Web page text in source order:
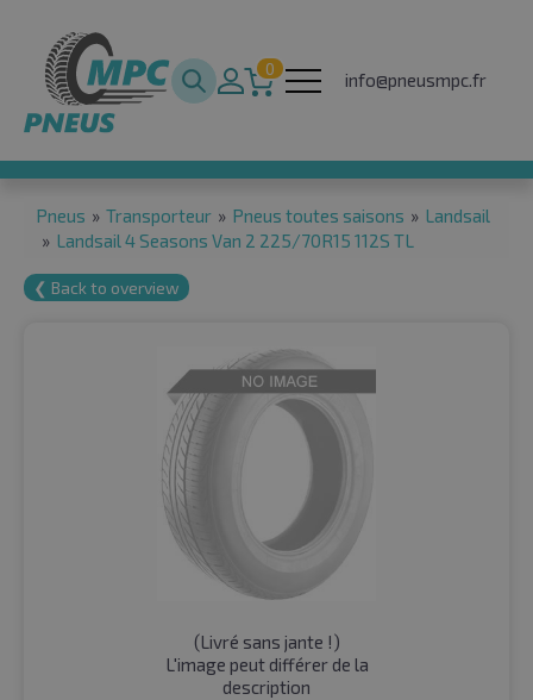
0
info@pneusmpc.fr
Pneus » Transporteur » Pneus toutes saisons » Landsail
» Landsail 4 Seasons Van 2 225/70R15 112S TL
❮ Back to overview
(Livré sans jante !)
L'image peut différer de la
description